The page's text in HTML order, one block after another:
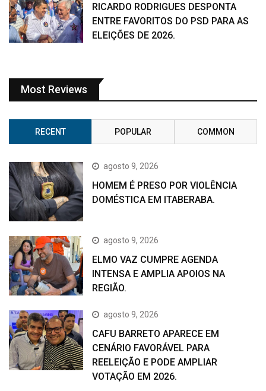
RICARDO RODRIGUES DESPONTA
ENTRE FAVORITOS DO PSD PARA AS
ELEIÇÕES DE 2026.
Most Reviews
RECENT POPULAR COMMON
agosto 9, 2026
HOMEM É PRESO POR VIOLÊNCIA
DOMÉSTICA EM ITABERABA.
agosto 9, 2026
ELMO VAZ CUMPRE AGENDA
INTENSA E AMPLIA APOIOS NA
REGIÃO.
agosto 9, 2026
CAFU BARRETO APARECE EM
CENÁRIO FAVORÁVEL PARA
REELEIÇÃO E PODE AMPLIAR
VOTAÇÃO EM 2026.